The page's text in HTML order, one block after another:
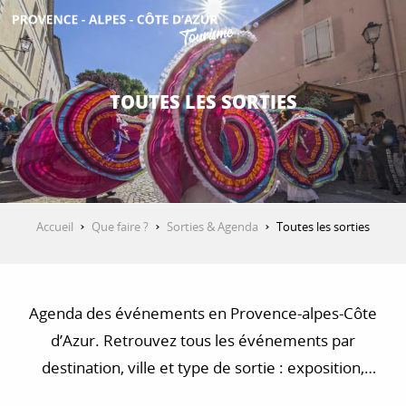
Aller
contenu
principal
DÉCOUVRIR
QUE FAIRE ?
SÉJOURNER
TOUTES LES SORTIES
Accueil Que faire ? Sorties & Agenda Toutes les sorties
Agenda des événements en Provence-alpes-Côte
d’Azur. Retrouvez tous les événements par
destination, ville et type de sortie : exposition,